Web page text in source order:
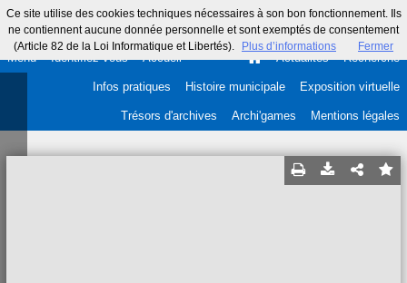
Ce site utilise des cookies techniques nécessaires à son bon fonctionnement. Ils
ne contiennent aucune donnée personnelle et sont exemptés de consentement
(Article 82 de la Loi Informatique et Libertés).
Plus d’informations Fermer
Menu Identifiez-vous Accueil Actualités Recherche
Infos pratiques Histoire municipale Exposition virtuelle
Trésors d'archives Archi'games Mentions légales